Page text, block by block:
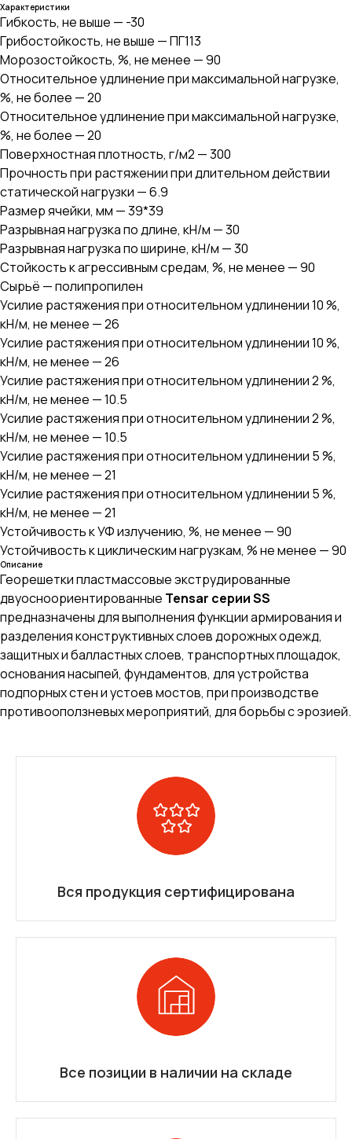
Характеристики
Гибкость, не выше — -30
Грибостойкость, не выше — ПГ113
Морозостойкость, %, не менее — 90
Относительное удлинение при максимальной нагрузке,
%, не более — 20
Относительное удлинение при максимальной нагрузке,
%, не более — 20
Поверхностная плотность, г/м2 — 300
Прочность при растяжении при длительном действии
статической нагрузки — 6.9
Размер ячейки, мм — 39*39
Разрывная нагрузка по длине, кН/м — 30
Разрывная нагрузка по ширине, кН/м — 30
Стойкость к агрессивным средам, %, не менее — 90
Сырьё — полипропилен
Усилие растяжения при относительном удлинении 10 %,
кН/м, не менее — 26
Усилие растяжения при относительном удлинении 10 %,
кН/м, не менее — 26
Усилие растяжения при относительном удлинении 2 %,
кН/м, не менее — 10.5
Усилие растяжения при относительном удлинении 2 %,
кН/м, не менее — 10.5
Усилие растяжения при относительном удлинении 5 %,
кН/м, не менее — 21
Усилие растяжения при относительном удлинении 5 %,
кН/м, не менее — 21
Устойчивость к УФ излучению, %, не менее — 90
Устойчивость к циклическим нагрузкам, % не менее — 90
Описание
Георешетки пластмассовые экструдированные
двуосноориентированные Tensar серии SS
предназначены для выполнения функции армирования и
разделения конструктивных слоев дорожных одежд,
защитных и балластных слоев, транспортных площадок,
основания насыпей, фундаментов, для устройства
подпорных стен и устоев мостов, при производстве
противооползневых мероприятий, для борьбы с эрозией.
Вся продукция сертифицирована
Все позиции в наличии на складе